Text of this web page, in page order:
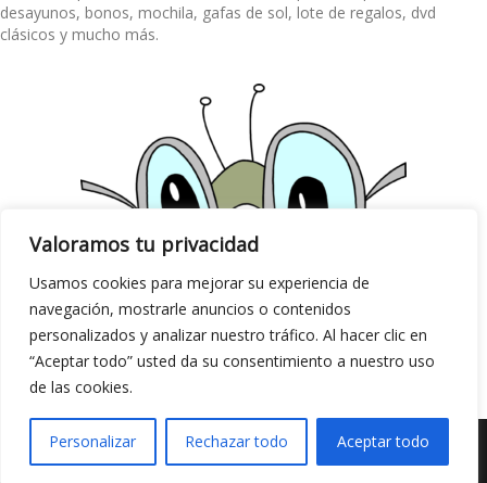
Valoramos tu privacidad
Usamos cookies para mejorar su experiencia de
navegación, mostrarle anuncios o contenidos
personalizados y analizar nuestro tráfico. Al hacer clic en
“Aceptar todo” usted da su consentimiento a nuestro uso
de las cookies.
Personalizar Rechazar todo Aceptar todo
desayunos, bonos, mochila, gafas de sol, lote de regalos, dvd
clásicos y mucho más.
©Copyright 2020 realizado porMarketing A Empresas